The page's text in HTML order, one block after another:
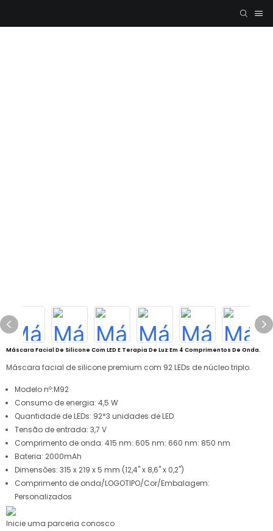
Máscara Facial De Silicone Com LED E Terapia De Luz Em 4 Comprimentos De Onda.
Máscara facial de silicone premium com 92 LEDs de núcleo triplo.
Modelo nº:M92
Consumo de energia:4,5 W
Quantidade de LEDs: 92*3 unidades de LED
Tensão de entrada:3,7 V
Comprimento de onda:415 nm: 605 nm: 660 nm: 850 nm
Bateria: 2000mAh
Dimensões: 315 x 219 x 5 mm (12,4" x 8,6" x 0,2")
Comprimento de onda/LOGOTIPO/Cor/Embalagem:
Personalizados
Inicie uma parceria conosco